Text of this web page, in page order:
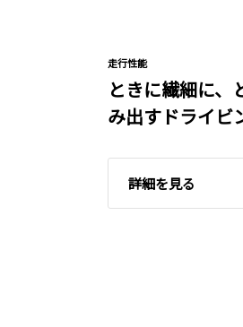
走行性能
ときに繊細に、
み出すドライビ
詳細を見る